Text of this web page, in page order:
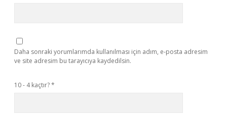
Daha sonraki yorumlarımda kullanılması için adım, e-posta adresim
ve site adresim bu tarayıcıya kaydedilsin.
10 - 4 kaçtır?*